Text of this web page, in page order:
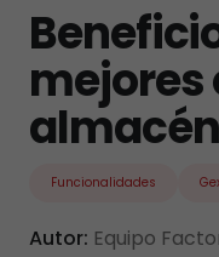
mejores
almacén
Funcionalidades
Autor: Equipo